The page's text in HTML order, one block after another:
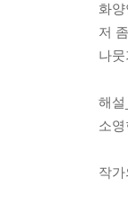
화
저
나
해
소
작